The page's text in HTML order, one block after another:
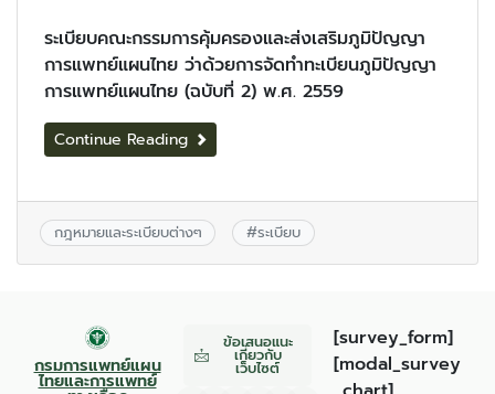
ระเบียบคณะกรรมการคุ้มครองและส่งเสริมภูมิปัญญา
การแพทย์แผนไทย ว่าด้วยการจัดทําทะเบียนภูมิปัญญา
การแพทย์แผนไทย (ฉบับที่ 2) พ.ศ. 2559
Continue Reading
กฎหมายและระเบียบต่างๆ #ระเบียบ
กรมการแพทย์แผน
ไทยและการแพทย์
ข้อเสนอแนะ
เกี่ยวกับ
เว็บไซต์
[survey_form]
[modal_survey